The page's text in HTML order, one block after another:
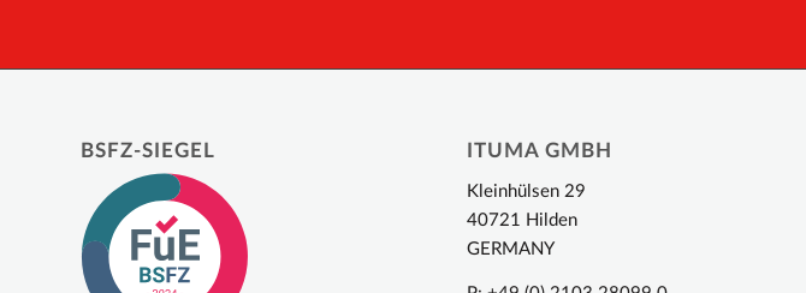
BSFZ-SIEGEL ITUMA GMBH
Kleinhülsen 29
40721 Hilden
GERMANY